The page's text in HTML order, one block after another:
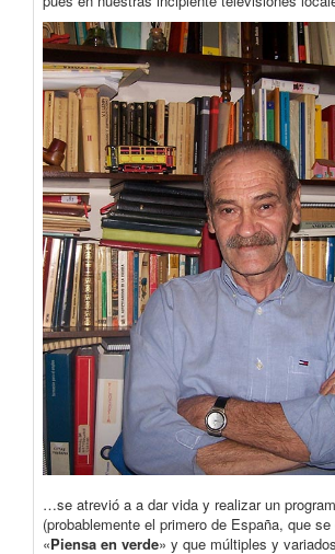
…se atrevió a a dar vida y realizar un
(probablemente el primero de España, que
«Piensa en verde» y que múltiples y